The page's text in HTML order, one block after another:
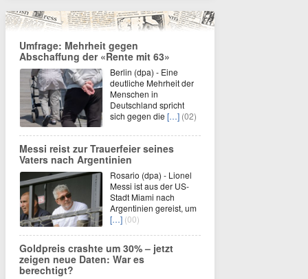
Umfrage: Mehrheit gegen
Abschaffung der «Rente mit 63»
Berlin (dpa) - Eine
deutliche Mehrheit der
Menschen in
Deutschland spricht
sich gegen die […] (02)
Messi reist zur Trauerfeier seines
Vaters nach Argentinien
Rosario (dpa) - Lionel
Messi ist aus der US-
Stadt Miami nach
Argentinien gereist, um
[…] (00)
Goldpreis crashte um 30% – jetzt
zeigen neue Daten: War es
berechtigt?